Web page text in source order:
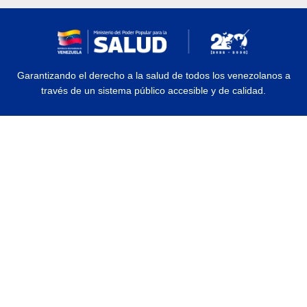
Garantizando el derecho a la salud de todos los venezolanos a
través de un sistema público accesible y de calidad.